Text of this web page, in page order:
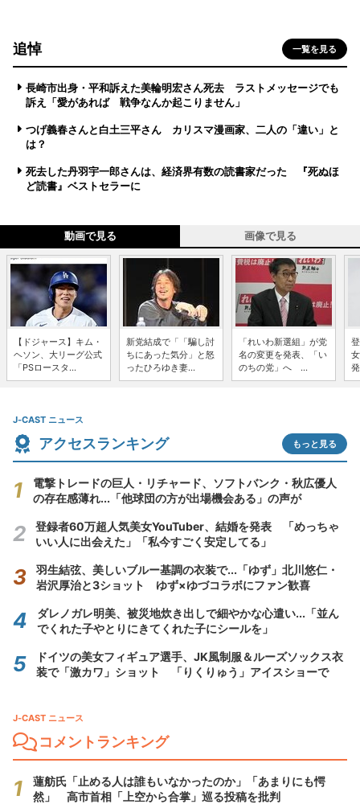
追悼 一覧を見る
長崎市出身・平和訴えた美輪明宏さん死去 ラストメッセージでも
訴え「愛があれば 戦争なんか起こりません」
つげ義春さんと白土三平さん カリスマ漫画家、二人の「違い」と
は？
死去した丹羽宇一郎さんは、経済界有数の読書家だった 『死ぬほ
ど読書』ベストセラーに
動画で見る 画像で見る
【ドジャース】キム・
ヘソン、大リーグ公式
「PSロースタ...
新党結成で「「騙し討
ちにあった気分」と怒
ったひろゆき妻...
「れいわ新選組」が党
名の変更を発表、「い
のちの党」へ ...
J-CAST ニュース
アクセスランキング もっと見る
電撃トレードの巨人・リチャード、ソフトバンク・秋広優人
の存在感薄れ...「他球団の方が出場機会ある」の声が
登録者60万超人気美女YouTuber、結婚を発表 「めっちゃ
いい人に出会えた」「私今すごく安定してる」
羽生結弦、美しいブルー基調の衣装で...「ゆず」北川悠仁・
岩沢厚治と3ショット ゆず×ゆづコラボにファン歓喜
ダレノガレ明美、被災地炊き出しで細やかな心遣い...「並ん
でくれた子やとりにきてくれた子にシールを」
ドイツの美女フィギュア選手、JK風制服＆ルーズソックス衣
装で「激カワ」ショット 「りくりゅう」アイスショーで
J-CAST ニュース
コメントランキング
蓮舫氏「止める人は誰もいなかったのか」「あまりにも愕
然」 高市首相「上空から合掌」巡る投稿を批判